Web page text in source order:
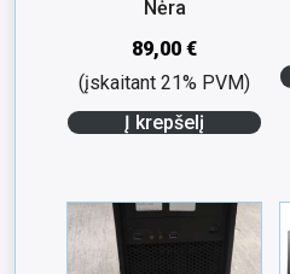
Nėra
89,00€
(įskaitant 21% PVM)
Į krepšelį